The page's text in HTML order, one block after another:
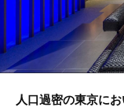
人口過密の東京に